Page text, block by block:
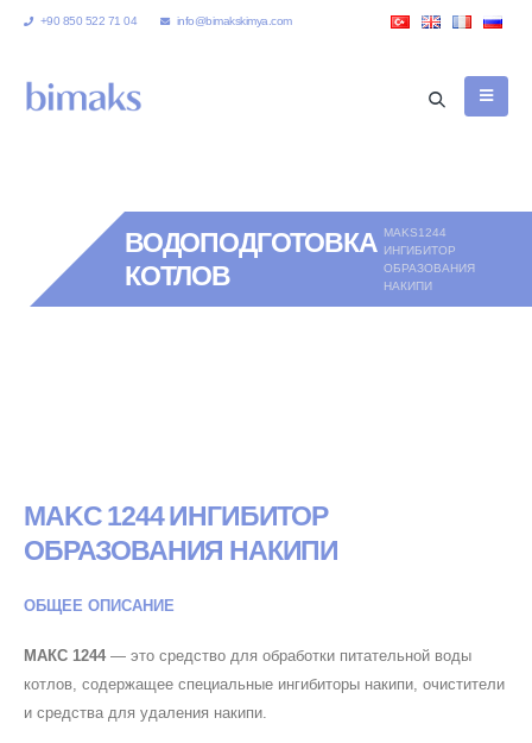
+90 850 522 71 04 info@bimakskimya.com
ВОДОПОДГОТОВКА
КОТЛОВ
MAKS1244
ИНГИБИТОР
ОБРАЗОВАНИЯ
НАКИПИ
MAKC 1244 ИНГИБИТОР
ОБРАЗОВАНИЯ НАКИПИ
ОБЩЕЕ ОПИСАНИЕ
МАКС 1244 — это средство для обработки питательной воды
котлов, содержащее специальные ингибиторы накипи, очистители
и средства для удаления накипи.